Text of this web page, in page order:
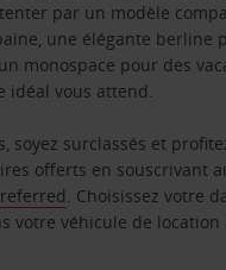
par un modèle
une élégante berline
monospace pour des
idéal vous attend.
soyez surclassés et
offerts en souscrivant
. Choisissez votre
votre véhicule de location